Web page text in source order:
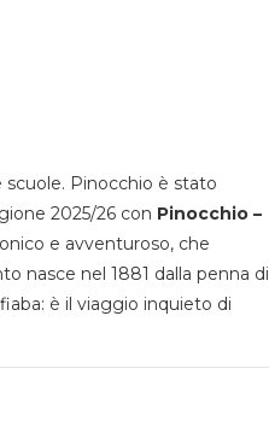
Pinocchio è stato
2025/26 con Pinocchio –
e avventuroso, che
nasce nel 1881 dalla penna di
è il viaggio inquieto di